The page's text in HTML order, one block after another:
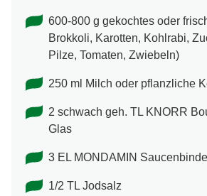
600-800 g gekochtes oder
Brokkoli, Karotten, Kohlrabi,
Pilze, Tomaten, Zwiebeln)
250 ml Milch oder pflanzliche
2 schwach geh. TL KNORR
Glas
3 EL MONDAMIN
1/2 TL Jodsalz